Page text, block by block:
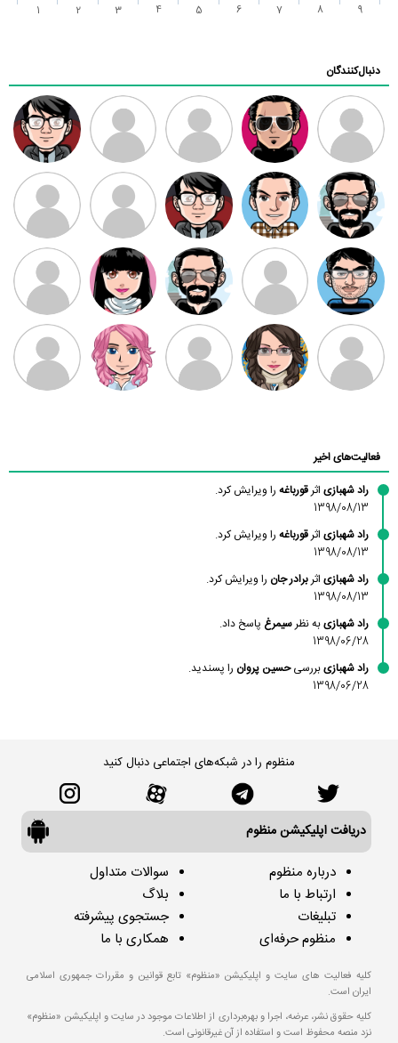
1 2 3 4 5 6 7 8 9
دنبال‌کنندگان
ممدرضا رضا کاظمی زهرا ~ ابتین
سید محمد
موسوی
مهدی فرهمند مهدی سلطانی داود رضیی
طرفدار میلی
بابی براون
کیوان کیانی
سامان راحمی امیردلتا امیروو ملیکا منتظری عارفه داستانپور
فعالیت‌های اخیر
راد شهبازی اثرقورباغه را ویرایش کرد.
1398/08/13
راد شهبازی اثرقورباغه را ویرایش کرد.
1398/08/13
راد شهبازی اثربرادر جان را ویرایش کرد.
1398/08/13
راد شهبازیبه نظرسیمرغ پاسخ داد.
1398/06/28
راد شهبازیبررسیحسین پروان را پسندید.
1398/06/28
منظوم را در شبکه‌های اجتماعی دنبال کنید
دریافت اپلیکیشن منظوم
درباره منظوم
ارتباط با ما
تبلیغات
منظوم حرفه‌ای
سوالات متداول
بلاگ
جستجوی پیشرفته
همکاری با ما
کلیه فعالیت های سایت و اپلیکیشن «منظوم» تابع قوانین و مقررات جمهوری اسلامی
ایران است.
کلیه حقوق نشر، عرضه، اجرا و بهره‌برداری از اطلاعات موجود در سایت و اپلیکیشن «منظوم»
نزد منصه محفوظ است و استفاده از آن غیرقانونی است.